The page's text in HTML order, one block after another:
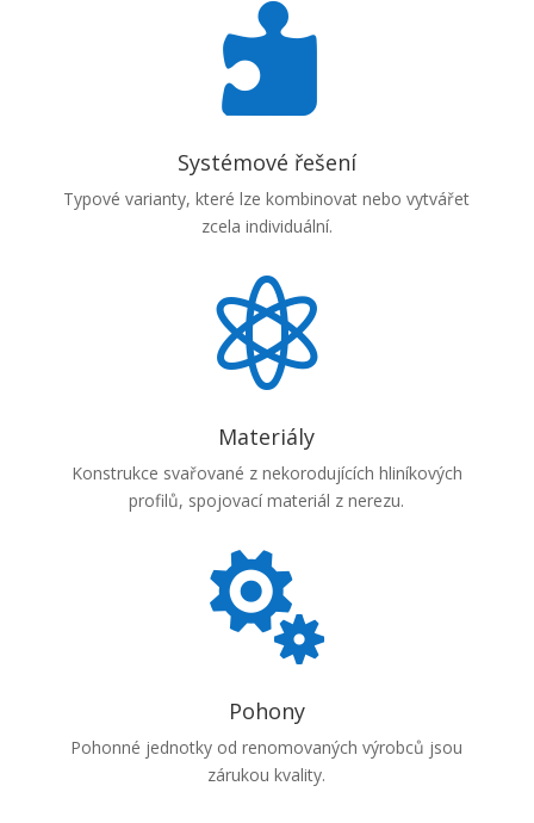

Systémové řešení
Typové varianty, které lze kombinovat nebo vytvářet
zcela individuální.

Materiály
Konstrukce svařované z nekorodujících hliníkových
profilů, spojovací materiál z nerezu.

Pohony
Pohonné jednotky od renomovaných výrobců jsou
zárukou kvality.